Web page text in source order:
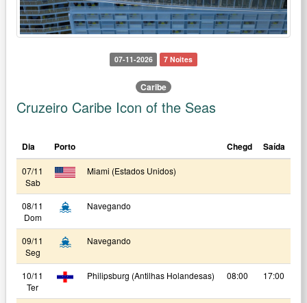
07-11-2026 7 Noites
Caribe
Cruzeiro Caribe Icon of the Seas
Dia Porto Chegd Saída
07/11
Sab
Miami (Estados Unidos)
08/11
Dom
Navegando
09/11
Seg
Navegando
10/11
Ter
Philipsburg (Antilhas Holandesas) 08:00 17:00